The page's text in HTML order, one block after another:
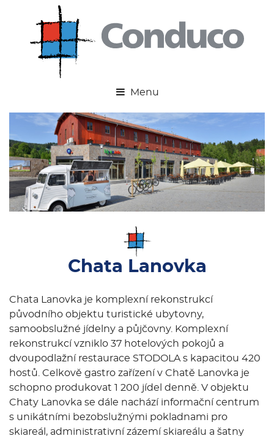
Chata Lanovka
Chata Lanovka
Chata Lanovka je komplexní rekonstrukcí
původního objektu turistické ubytovny,
samoobslužné jídelny a půjčovny. Komplexní
rekonstrukcí vzniklo 37 hotelových pokojů a
dvoupodlažní restaurace STODOLA s kapacitou 420
hostů. Celkově gastro zařízení v Chatě Lanovka je
schopno produkovat 1 200 jídel denně. V objektu
Chaty Lanovka se dále nachází informační centrum
s unikátními bezobslužnými pokladnami pro
skiareál, administrativní zázemí skiareálu a šatny